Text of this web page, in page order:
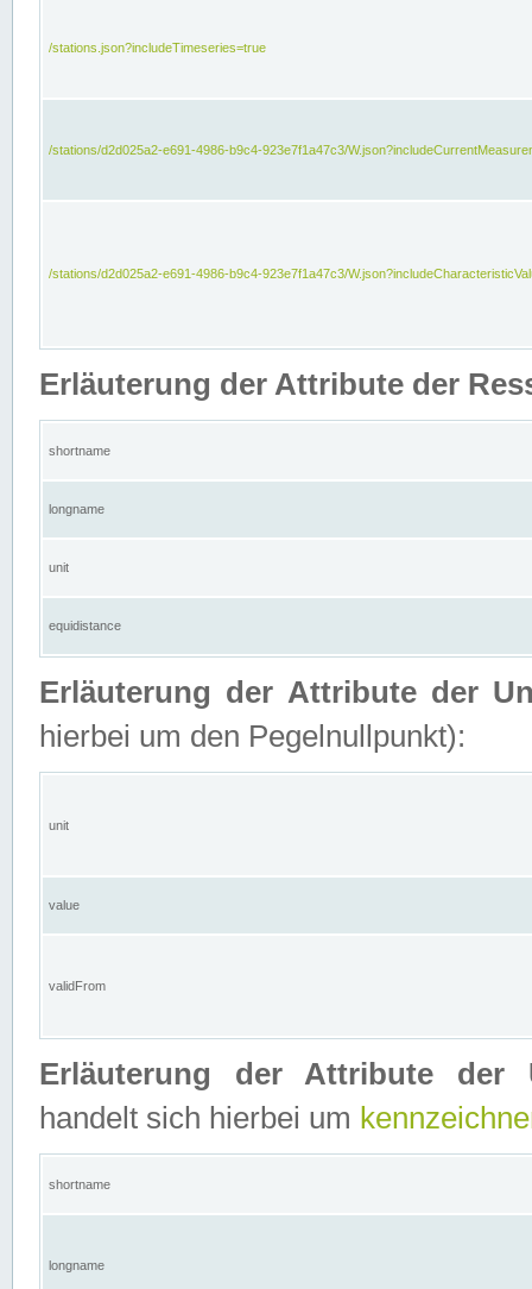
/stations.json?includeTimeseries=true
/stations/d2d025a2-e691-4986-b9c4-923e7f1a47c3/
/stations/d2d025a2-e691-4986-b9c4-923e7f1a47c3/
Erläuterung der Attribute der
shortname
longname
unit
equidistance
Erläuterung der Attribute der
hierbei um den Pegelnullpunkt):
unit
value
validFrom
Erläuterung der Attribute der
handelt sich hierbei um
shortname
longname